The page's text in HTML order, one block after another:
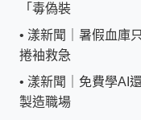
「毒偽裝
• 漾新聞｜暑假血庫
捲袖救急
• 漾新聞｜免費學AI
製造職場